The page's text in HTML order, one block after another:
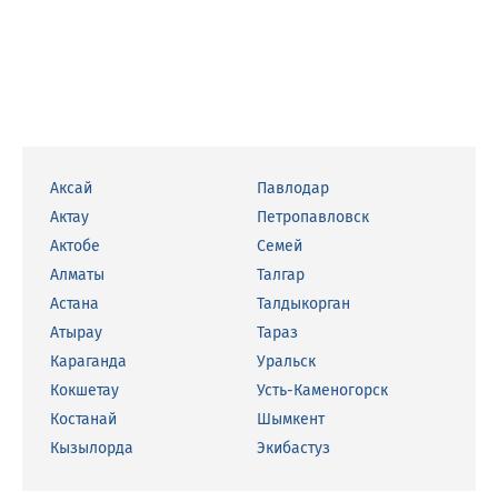
Аксай
Актау
Актобе
Алматы
Астана
Атырау
Караганда
Кокшетау
Костанай
Кызылорда
Павлодар
Петропавловск
Семей
Талгар
Талдыкорган
Тараз
Уральск
Усть-Каменогорск
Шымкент
Экибастуз